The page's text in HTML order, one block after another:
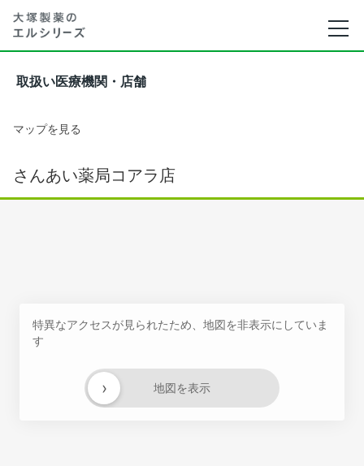
取扱い医療機関・店舗
マップを見る
さんあい薬局コアラ店
特異なアクセスが見られたため、地図を非表示にしていま
す
地図を表示
›